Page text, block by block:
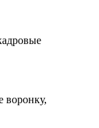
воронку,